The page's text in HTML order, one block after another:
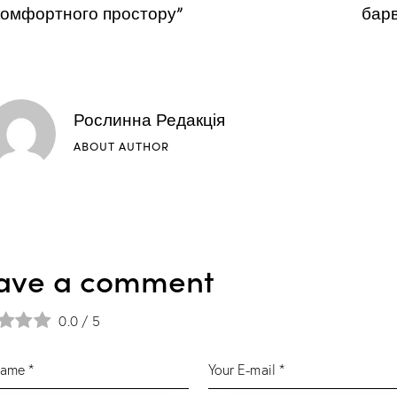
простору”
Рослинна Редакція
ABOUT AUTHOR
a comment
0.0 / 5